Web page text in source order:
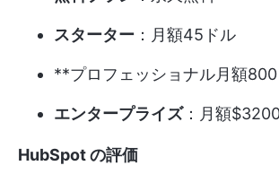
スターター ：月額45ドル
**プロフェッショナル月額
エンタープライズ：月額
HubSpot の評価